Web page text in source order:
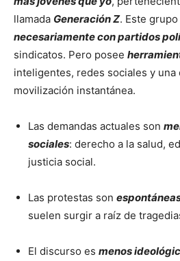
llamada Generación Z. Este grupo
necesariamente con partidos
sindicatos. Pero posee
inteligentes, redes sociales y una
movilización instantánea.
Las demandas actuales son
sociales: derecho a la salud,
justicia social.
Las protestas son
suelen surgir a raíz de
El discurso es menos